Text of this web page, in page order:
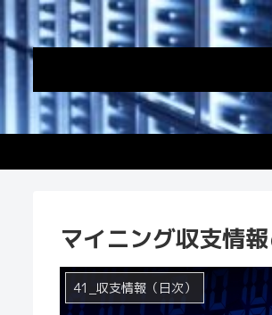
マイニング収支情
41_収支情報（日次）